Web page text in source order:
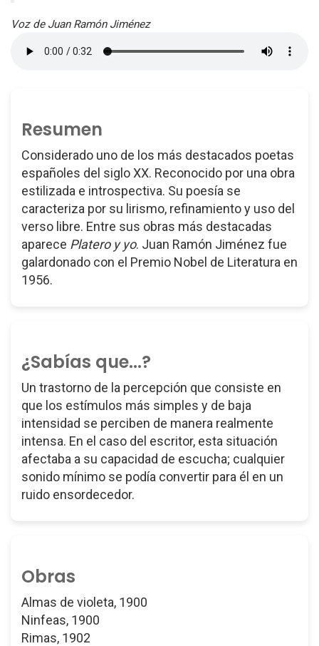
Voz de Juan Ramón Jiménez
Resumen
Considerado uno de los más destacados poetas
españoles del siglo XX. Reconocido por una obra
estilizada e introspectiva. Su poesía se
caracteriza por su lirismo, refinamiento y uso del
verso libre. Entre sus obras más destacadas
aparece Platero y yo. Juan Ramón Jiménez fue
galardonado con el Premio Nobel de Literatura en
1956.
¿Sabías que...?
Un trastorno de la percepción que consiste en
que los estímulos más simples y de baja
intensidad se perciben de manera realmente
intensa. En el caso del escritor, esta situación
afectaba a su capacidad de escucha; cualquier
sonido mínimo se podía convertir para él en un
ruido ensordecedor.
Obras
Almas de violeta, 1900
Ninfeas, 1900
Rimas, 1902